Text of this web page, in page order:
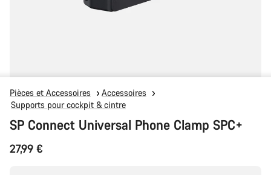
Pièces et Accessoires
Accessoires
Supports pour cockpit & cintre
SP Connect Universal Phone Clamp SPC+
27,99 €